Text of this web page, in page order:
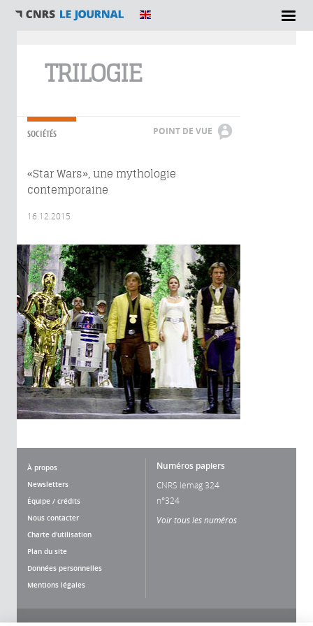
TRILOGIE
SOCIÉTÉS POINT DE VUE
«Star Wars», une mythologie
contemporaine
16.12.2015
À propos
Newsletters
Équipe / crédits
Nous contacter
Charte d'utilisation
Plan du site
Données personnelles
Mentions légales
Numéros papiers
CNRS lemag 324
n°324
Voir tous les numéros